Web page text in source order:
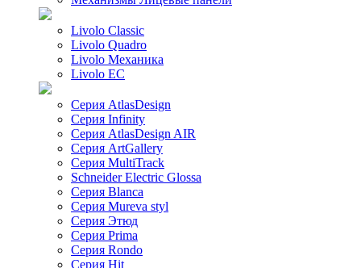
Livolo Classic
Livolo Quadro
Livolo Механика
Livolo EC
Серия AtlasDesign
Серия Infinity
Серия AtlasDesign AIR
Серия ArtGallery
Серия MultiTrack
Schneider Electric Glossa
Серия Blanca
Серия Mureva styl
Серия Этюд
Серия Prima
Серия Rondo
Серия Hit